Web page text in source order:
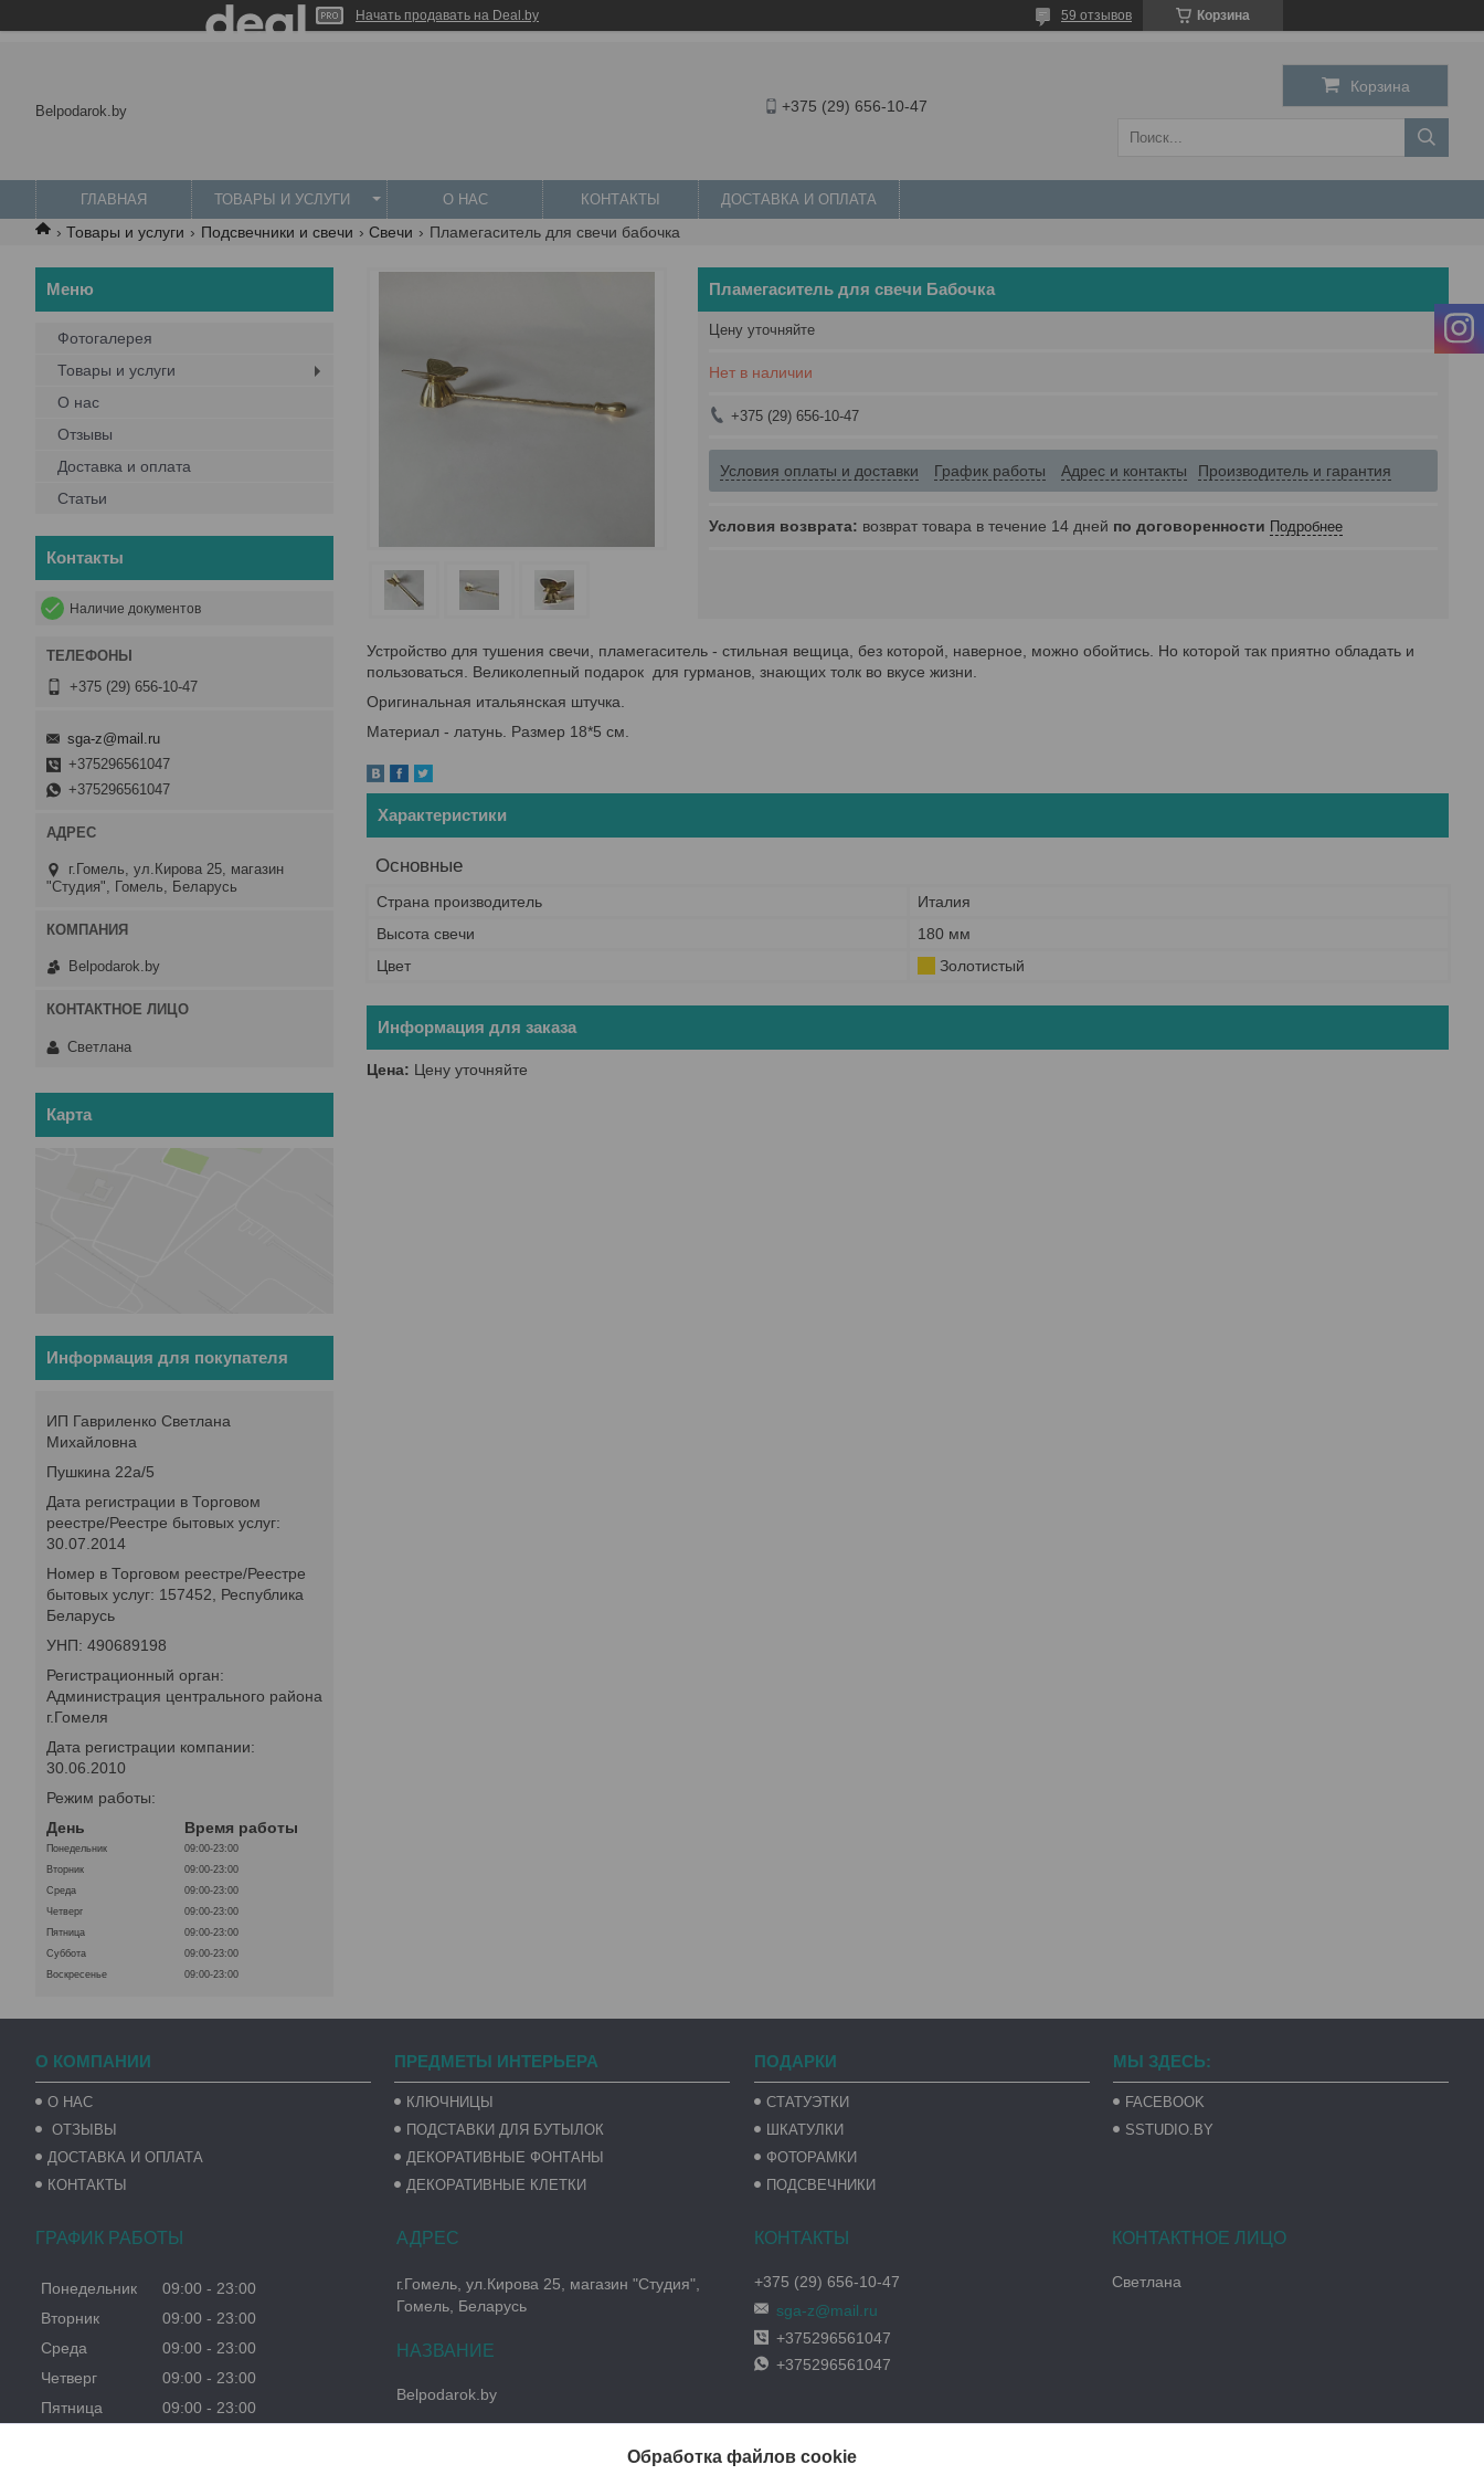
Начать продавать на Deal.by Корзина
59 отзывов
Belpodarok.by +375 (29) 656-10-47
Корзина
ГЛАВНАЯ ТОВАРЫ И УСЛУГИ О НАС КОНТАКТЫ ДОСТАВКА И ОПЛАТА
Товары и услуги Подсвечники и свечи Свечи Пламегаситель для свечи бабочка
Пламегаситель для свечи Бабочка
Цену уточняйте
Нет в наличии
+375 (29) 656-10-47
Условия оплаты и доставки График работы Адрес и контакты Производитель и гарантия
возврат товара в течение 14 дней по договоренности Подробнее
Устройство для тушения свечи, пламегаситель - стильная вещица, без которой, наверное, можно обойтись. Но которой так приятно обладать и
пользоваться. Великолепный подарок для гурманов, знающих толк во вкусе жизни.
Оригинальная итальянская штучка.
Материал - латунь. Размер 18*5 см.
Характеристики
Основные
Страна производитель
Италия
Высота свечи
180 мм
Цвет
Золотистый
Информация для заказа
Цена: Цену уточняйте
Фотогалерея
Товары и услуги
О нас
Отзывы
Доставка и оплата
Статьи
Контакты
Наличие документов
+375 (29) 656-10-47
sga-z@mail.ru
+375296561047
+375296561047
г.Гомель, ул.Кирова 25, магазин
"Студия", Гомель, Беларусь
Belpodarok.by
Светлана
Карта
Информация для покупателя
ИП Гавриленко Светлана
Михайловна
Пушкина 22а/5
Дата регистрации в Торговом
реестре/Реестре бытовых услуг:
30.07.2014
Номер в Торговом реестре/Реестре
бытовых услуг: 157452, Республика
Беларусь
УНП: 490689198
Регистрационный орган:
Администрация центрального района
г.Гомеля
Дата регистрации компании:
30.06.2010
Режим работы:
День
Время работы
Понедельник
09:00-23:00
Вторник
09:00-23:00
Среда
09:00-23:00
Четверг
09:00-23:00
Пятница
09:00-23:00
Суббота
09:00-23:00
Воскресенье
09:00-23:00
О КОМПАНИИ
О НАС
ОТЗЫВЫ
ДОСТАВКА И ОПЛАТА
КОНТАКТЫ
ПРЕДМЕТЫ ИНТЕРЬЕРА
КЛЮЧНИЦЫ
ПОДСТАВКИ ДЛЯ БУТЫЛОК
ДЕКОРАТИВНЫЕ ФОНТАНЫ
ДЕКОРАТИВНЫЕ КЛЕТКИ
ПОДАРКИ
СТАТУЭТКИ
ШКАТУЛКИ
ФОТОРАМКИ
ПОДСВЕЧНИКИ
МЫ ЗДЕСЬ:
FACEBOOK
SSTUDIO.BY
ГРАФИК РАБОТЫ
Понедельник 09:00
23:00
Вторник
09:00
23:00
Среда
09:00
23:00
Четверг
09:00
23:00
Пятница
09:00
23:00
г.Гомель, ул.Кирова 25, магазин "Студия",
Гомель, Беларусь
Belpodarok.by
+375 (29) 656-10-47
sga-z@mail.ru
+375296561047
+375296561047
Светлана
Обработка файлов cookie